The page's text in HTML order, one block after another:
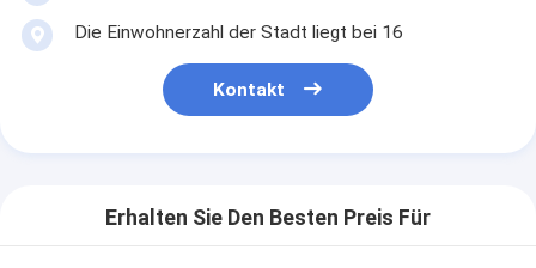
Die Einwohnerzahl der Stadt liegt bei 16
Kontakt
Erhalten Sie Den Besten Preis Für